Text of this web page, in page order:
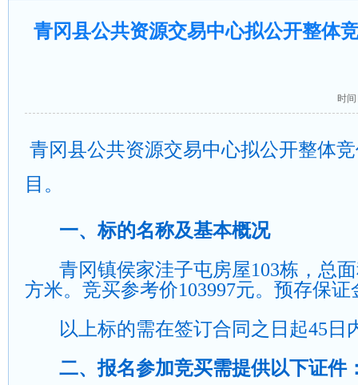
青冈县公共资源交易中心拟公开整体
时
青冈县公共资源交易中心拟公开整体
目。
一、标的名称及基本概况
青冈镇侯家洼子屯房屋103栋，总
方米。竞买参考价103997元。预存保证
以上标的需在签订合同之日起45 日
二、报名参加竞买需提供以下证件